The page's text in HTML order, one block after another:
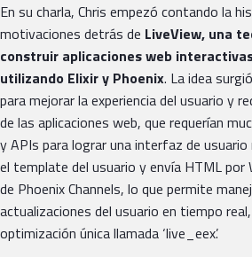
En su charla, Chris empezó contando la
motivaciones detrás de LiveView, una
construir aplicaciones web
utilizando Elixir y Phoenix. La idea
para mejorar la experiencia del usuario y
de las aplicaciones web, que requerían
y APIs para lograr una interfaz de
el template del usuario y envía HTML por
de Phoenix Channels, lo que permite
actualizaciones del usuario en tiempo
optimización única llamada ‘live_eex’.